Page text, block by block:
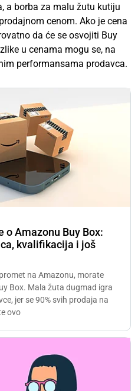
a borba za malu žutu kutiju
cenom. Ako je cena
da će se osvojiti Buy
u cenama mogu se, na
performansama prodavca.
o Amazonu Buy Box:
kvalifikacija i još
na Amazonu, morate
Box. Mala žuta dugmad igra
jer se 90% svih prodaja na
ovo